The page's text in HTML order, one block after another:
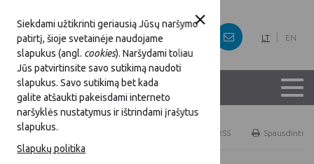
Siekdami užtikrinti geriausią Jūsų naršymo
patirtį, šioje svetainėje naudojame
slapukus (angl. cookies). Naršydami toliau
Jūs patvirtinsite savo sutikimą naudoti
slapukus. Savo sutikimą bet kada
galite atšaukti pakeisdami interneto
naršyklės nustatymus ir ištrindami įrašytus
slapukus.
Slapukų politika
LT EN
Titulinis Spausdinti
RSS